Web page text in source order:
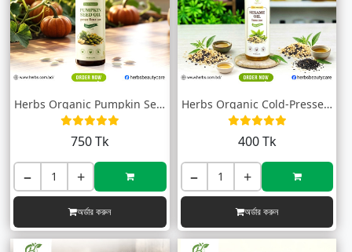
Herbs Organic Pumpkin Seed Oil (পাম্পকিন...
750 Tk
− +
অর্ডার করুন
Herbs Organic Cold-Pressed Sesame Oil (ত...
400 Tk
− +
অর্ডার করুন